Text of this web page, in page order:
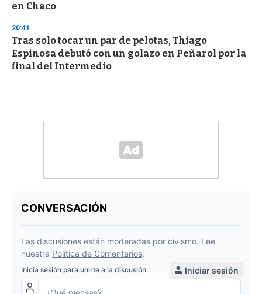
en Chaco
20:41
Tras solo tocar un par de pelotas, Thiago
Espinosa debutó con un golazo en Peñarol por la
final del Intermedio